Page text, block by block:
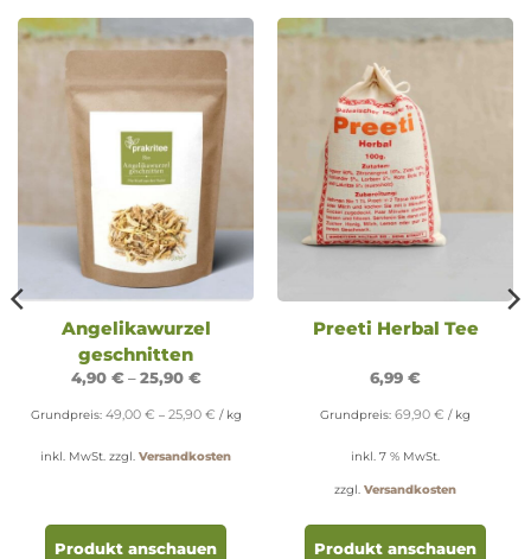
Angelikawurzel
geschnitten
4,90 €–25,90 €
Grundpreis: 49,00 € – 25,90 € / kg
inkl. MwSt. zzgl. Versandkosten
Produkt anschauen
Preeti Herbal Tee
6,99 €
Grundpreis: 69,90 € / kg
inkl. 7 % MwSt.
zzgl. Versandkosten
Produkt anschauen